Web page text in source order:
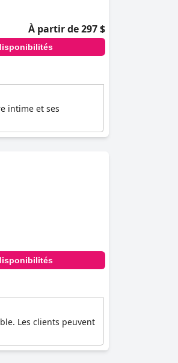
À partir de 297 $
intime et ses
Les clients peuvent